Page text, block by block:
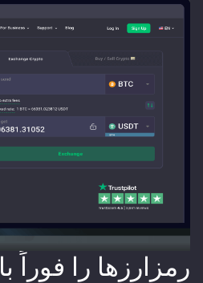
رمزارزها را فوراً با